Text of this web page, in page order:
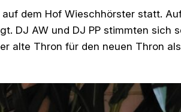
dem Hof Wieschhörster statt.
DJ AW und DJ PP stimmten sich
alte Thron für den neuen Thron